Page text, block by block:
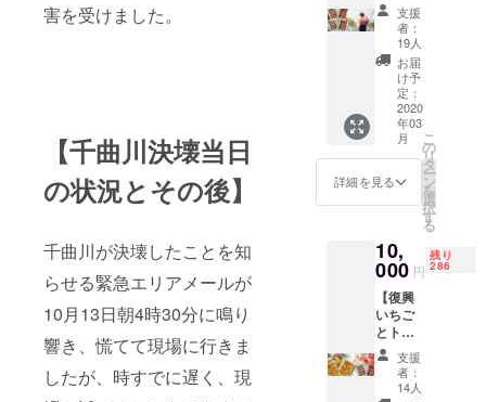
害を受けました。
【千曲川決壊当日
の状況とその後】
千曲川が決壊したことを知
らせる緊急エリアメールが
10月13日朝4時30分に鳴り
響き、慌てて現場に行きま
したが、時すでに遅く、現
す。 ※
送料込
の価格
になり
ます。
※郵送で
のお届
けとな
りま
す。 ※
画像は
イチゴ
狩りチ
の有効
期限は
2020年
5月末ま
でとな
りま
価格に
なりま
す。 ※
画像は
イメー
ジで
す。 ※
発送は
2020年
3月以降
を目指
興の状
況によ
り前後
いたし
ます。
また、
ご支援
多数の
場合
B】 実
行委員
会より
お礼の
サンク
スメー
ルにプ
ラスし
て、復
興いち
ご (大粒
イチゴ
後)4箱
をお届
けしま
す。 更
に、長
野ベ
リー
ファー
ムオ
支援
者：
19人
お届
け予
定：
2020
年03
月
詳細を見る
こ
の
リ
タ
ー
ン
を
選
択
す
る
10,
000 円
残り
286
【復興
いちご
とトマ
トお届
けプラ
ンB】
支援
者：
14人